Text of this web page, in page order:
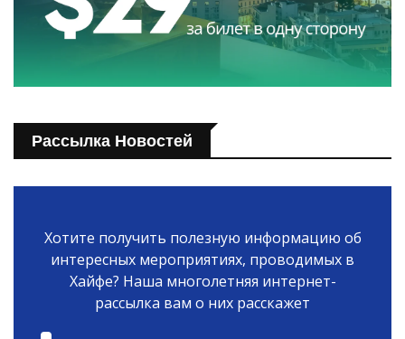
Рассылка Новостей
Хотите получить полезную информацию об
интересных мероприятиях, проводимых в
Хайфе? Наша многолетняя интернет-
рассылка вам о них расскажет